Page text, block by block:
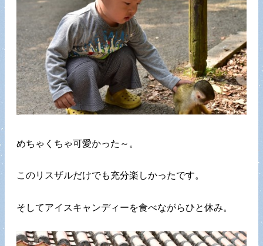
めちゃくちゃ可愛かった～。
このリスザルだけでも充分楽しかったです。
そしてアイスキャンディーを食べながらひと休み。